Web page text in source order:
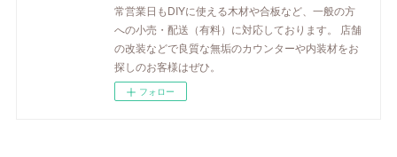
常営業日もDIYに使える木材や合板など、一般の方
への小売・配送（有料）に対応しております。 店舗
の改装などで良質な無垢のカウンターや内装材をお
探しのお客様はぜひ。
フォロー